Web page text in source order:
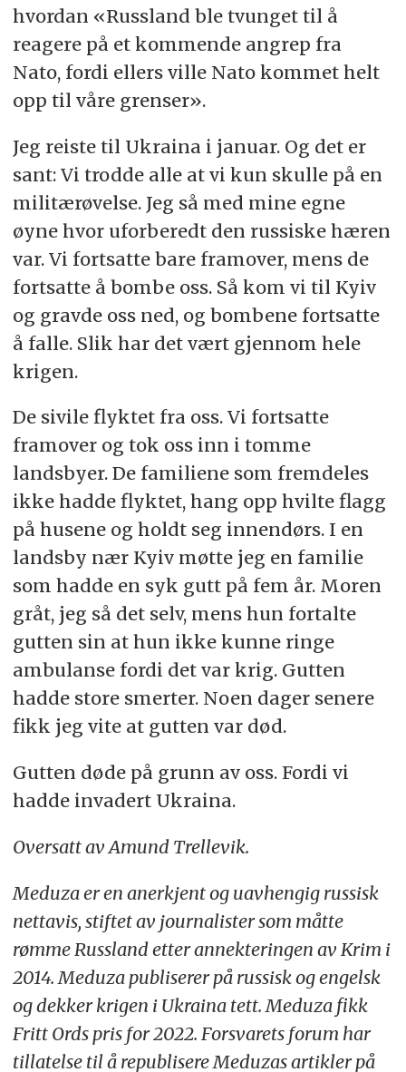
hvordan «Russland ble tvunget til å
reagere på et kommende angrep fra
Nato, fordi ellers ville Nato kommet helt
opp til våre grenser».
Jeg reiste til Ukraina i januar. Og det er
sant: Vi trodde alle at vi kun skulle på en
militærøvelse. Jeg så med mine egne
øyne hvor uforberedt den russiske hæren
var. Vi fortsatte bare framover, mens de
fortsatte å bombe oss. Så kom vi til Kyiv
og gravde oss ned, og bombene fortsatte
å falle. Slik har det vært gjennom hele
krigen.
De sivile flyktet fra oss. Vi fortsatte
framover og tok oss inn i tomme
landsbyer. De familiene som fremdeles
ikke hadde flyktet, hang opp hvilte flagg
på husene og holdt seg innendørs. I en
landsby nær Kyiv møtte jeg en familie
som hadde en syk gutt på fem år. Moren
gråt, jeg så det selv, mens hun fortalte
gutten sin at hun ikke kunne ringe
ambulanse fordi det var krig. Gutten
hadde store smerter. Noen dager senere
fikk jeg vite at gutten var død.
Gutten døde på grunn av oss. Fordi vi
hadde invadert Ukraina.
Oversatt av Amund Trellevik.
Meduza er en anerkjent og uavhengig russisk
nettavis, stiftet av journalister som måtte
rømme Russland etter annekteringen av Krim i
2014. Meduza publiserer på russisk og engelsk
og dekker krigen i Ukraina tett. Meduza fikk
Fritt Ords pris for 2022. Forsvarets forum har
tillatelse til å republisere Meduzas artikler på